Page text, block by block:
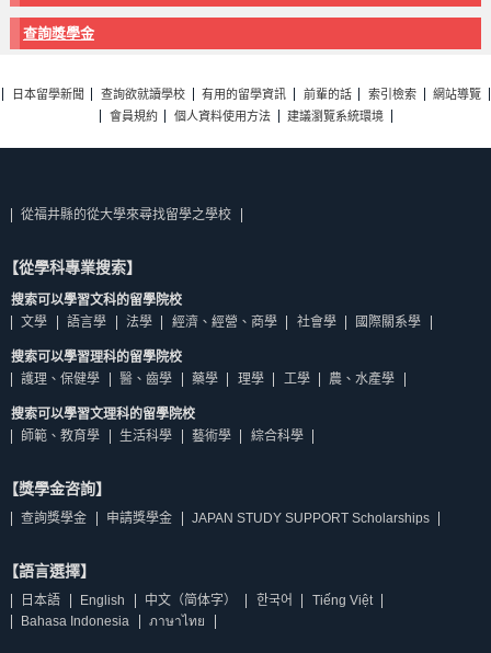
查詢獎學金
日本留學新聞 查詢欲就讀學校 有用的留學資訊 前輩的話 索引檢索
網站導覽
會員規約
個人資料使用方法 建議瀏覽系統環境
從福井縣的從大學來尋找留學之學校
【從學科專業搜索】
搜索可以學習文科的留學院校
文學
語言學 法學 經濟、經營、商學 社會學 國際關系學
搜索可以學習理科的留學院校
護理、保健學
醫、齒學 藥學 理學 工學 農、水產學
搜索可以學習文理科的留學院校
師範、教育學
生活科學 藝術學 綜合科學
【獎學金咨詢】
查詢獎學金 申請獎學金 JAPAN STUDY SUPPORT Scholarships
【語言選擇】
日本語 English 中文（简体字） 한국어
Tiếng Việt
Bahasa Indonesia
ภาษาไทย